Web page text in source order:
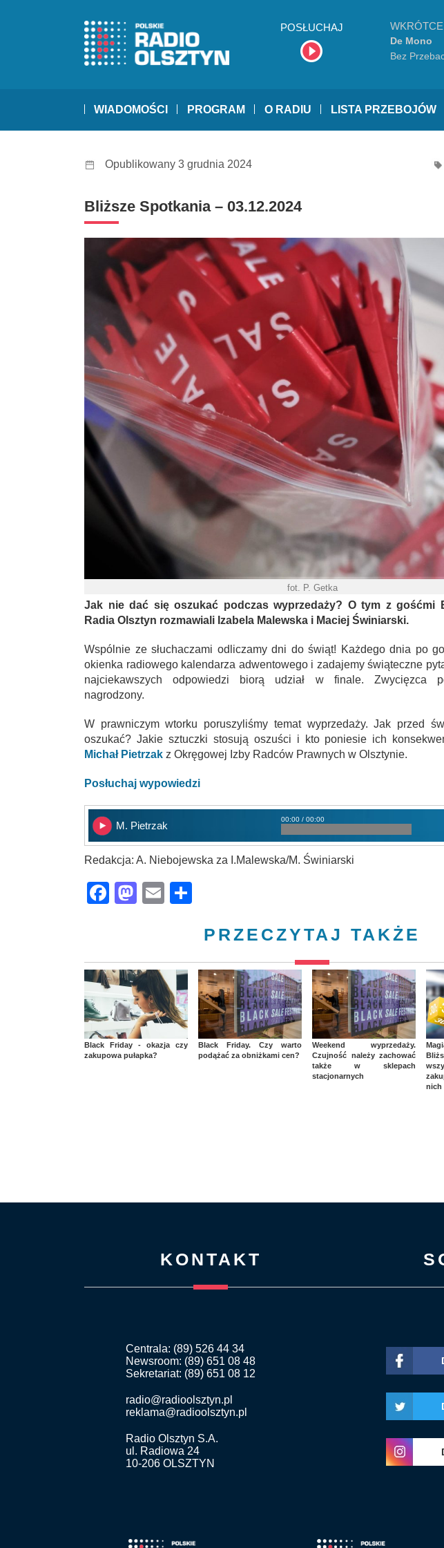
POSŁUCHAJ WKRÓTCE
De Mono
Bez
WIADOMOŚCI PROGRAM O RADIU LISTA PRZEBOJÓW
Opublikowany 3 grudnia 2024
Bliższe Spotkania – 03.12.2024
fot. P. Getka
Jak nie dać się oszukać podczas wyprzedaży? O tym z gośćmi
Radia Olsztyn rozmawiali Izabela Malewska i Maciej Świniarski.
Wspólnie ze słuchaczami odliczamy dni do świąt! Każdego dnia po
okienka radiowego kalendarza adwentowego i zadajemy świąteczne
najciekawszych odpowiedzi biorą udział w finale. Zwycięzca
nagrodzony.
W prawniczym wtorku poruszyliśmy temat wyprzedaży. Jak przed
oszukać? Jakie sztuczki stosują oszuści i kto poniesie ich
Michał Pietrzak z Okręgowej Izby Radców Prawnych w Olsztynie.
Posłuchaj wypowiedzi
M. Pietrzak
00:00 / 00:00
Redakcja: A. Niebojewska za I.Malewska/M. Świniarski
Facebook
Mastodon
Email
PRZECZYTAJ TAKŻE
Black Friday - okazja czy
zakupowa pułapka?
Black Friday. Czy warto
podążać za obniżkami cen?
Weekend wyprzedaży.
Czujność należy zachować
także w sklepach
stacjonarnych
nich
KONTAKT
Centrala: (89) 526 44 34
Newsroom: (89) 651 08 48
Sekretariat: (89) 651 08 12
radio@radioolsztyn.pl
reklama@radioolsztyn.pl
Radio Olsztyn S.A.
ul. Radiowa 24
10-206 OLSZTYN